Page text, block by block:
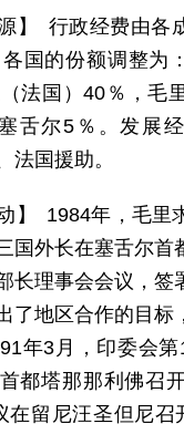
】 行政经费由各
国的份额调整为
法国）40％，毛
舌尔5％。发展
法国援助。
】 1984年，毛里
国外长在塞舌尔首
长理事会会议，签
了地区合作的目标
年3月，印委会第
都塔那那利佛召
在留尼汪圣但尼召